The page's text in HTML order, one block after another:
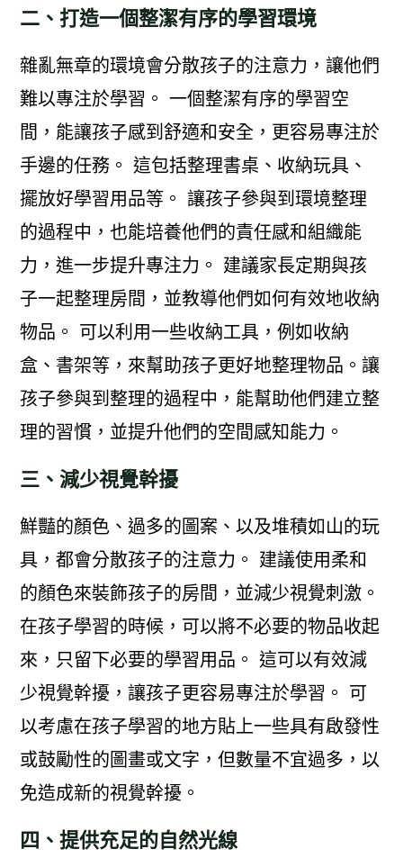
二、打造一個整潔有序的學習環境
雜亂無章的環境會分散孩子的注意力，讓他們
難以專注於學習。 一個整潔有序的學習空
間，能讓孩子感到舒適和安全，更容易專注於
手邊的任務。 這包括整理書桌、收納玩具、
擺放好學習用品等。 讓孩子參與到環境整理
的過程中，也能培養他們的責任感和組織能
力，進一步提升專注力。 建議家長定期與孩
子一起整理房間，並教導他們如何有效地收納
物品。 可以利用一些收納工具，例如收納
盒、書架等，來幫助孩子更好地整理物品。讓
孩子參與到整理的過程中，能幫助他們建立整
理的習慣，並提升他們的空間感知能力。
三、減少視覺幹擾
鮮豔的顏色、過多的圖案、以及堆積如山的玩
具，都會分散孩子的注意力。 建議使用柔和
的顏色來裝飾孩子的房間，並減少視覺刺激。
在孩子學習的時候，可以將不必要的物品收起
來，只留下必要的學習用品。 這可以有效減
少視覺幹擾，讓孩子更容易專注於學習。 可
以考慮在孩子學習的地方貼上一些具有啟發性
或鼓勵性的圖畫或文字，但數量不宜過多，以
免造成新的視覺幹擾。
四、提供充足的自然光線